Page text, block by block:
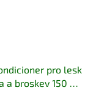
pro lesk
a broskev 150 ml